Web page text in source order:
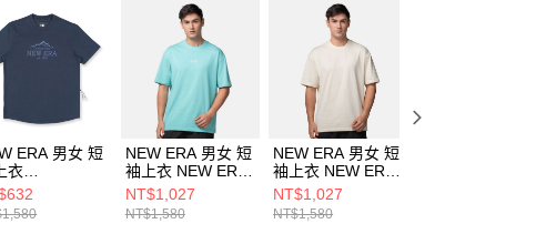
果請求用戶進行身份認證。
．嚴禁一人註冊多個帳號或使用他人資訊註冊。若發現惡意使用之情
恩沛科技股份有限公司將有權停止該用戶之使用額度並採取法律行
ERA 男女 短
衣
BASIC
NEW ERA
NEW ERA 男女 短
袖上衣 NEW ERA
BASIC NE
NE14499058
NT$1,027
NT$1,580
NEW ERA 男女 短
袖上衣 NEW ERA
BASIC NE
NE14499057
NT$1,027
NT$1,580